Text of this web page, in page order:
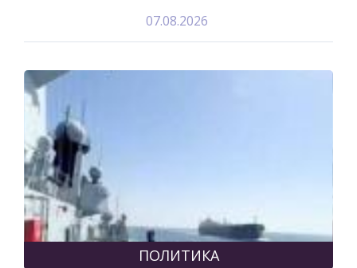
07.08.2026
ПОЛИТИКА